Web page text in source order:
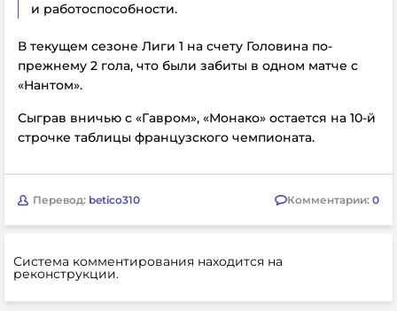
и работоспособности.
В текущем сезоне Лиги 1 на счету Головина по-
прежнему 2 гола, что были забиты в одном матче с
«Нантом».
Сыграв вничью с «Гавром», «Монако» остается на 10-й
строчке таблицы французского чемпионата.
Перевод: betico310 Комментарии: 0
Система комментирования находится на
реконструкции.